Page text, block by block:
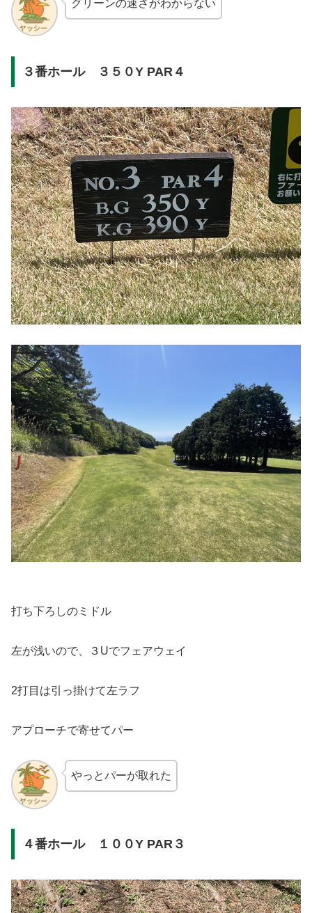
グリーンの速さがわからない
３番ホール ３５０Y PAR４
打ち下ろしのミドル
左が浅いので、３Uでフェアウェイ
2打目は引っ掛けて左ラフ
アプローチで寄せてパー
やっとパーが取れた
４番ホール １００Y PAR３